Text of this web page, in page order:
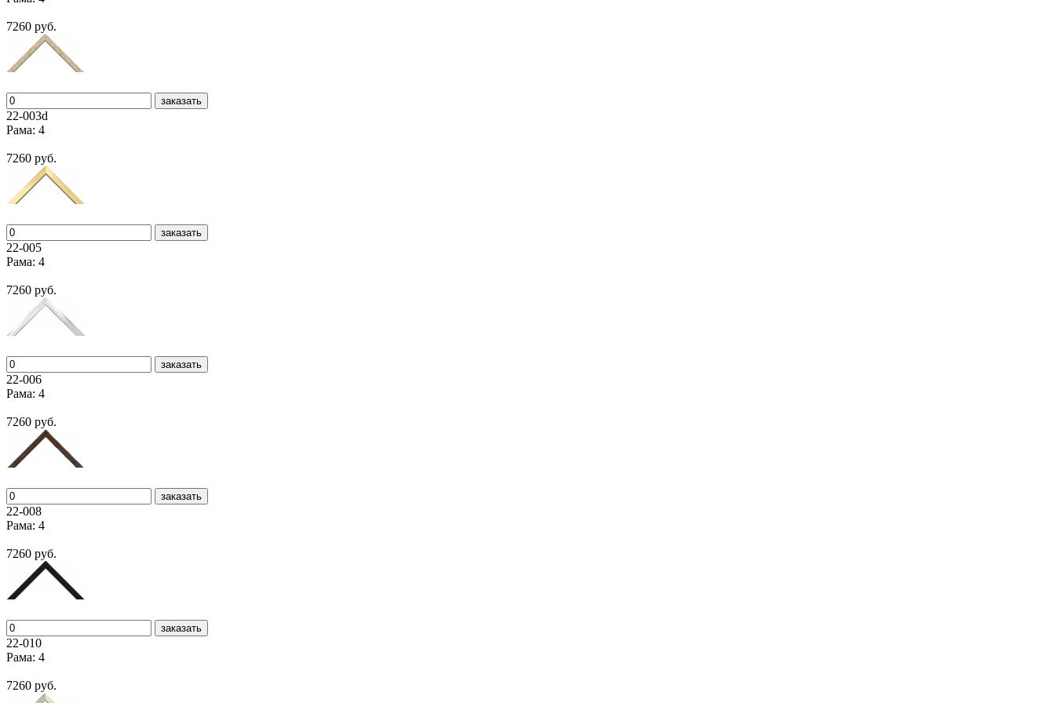
7260 руб.
заказать
22-003d
Рама: 4
7260 руб.
заказать
22-005
Рама: 4
7260 руб.
заказать
22-006
Рама: 4
7260 руб.
заказать
22-008
Рама: 4
7260 руб.
заказать
22-010
Рама: 4
7260 руб.